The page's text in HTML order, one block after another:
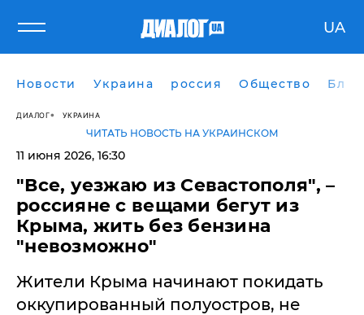
UA
Новости Украина россия Общество
ДИАЛОГ УКРАИНА
ЧИТАТЬ НОВОСТЬ НА УКРАИНСКОМ
11 июня 2026, 16:30
"Все, уезжаю из Севастополя", –
россияне с вещами бегут из
Крыма, жить без бензина
"невозможно"
Жители Крыма начинают покидать
оккупированный полуостров, не